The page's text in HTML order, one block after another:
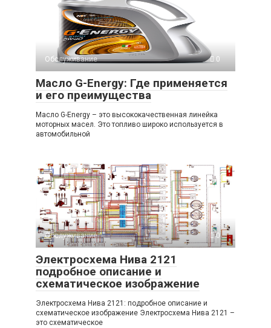
Обслуживание 0
Масло G-Energy: Где применяется
и его преимущества
Масло G-Energy – это высококачественная линейка
моторных масел. Это топливо широко используется в
автомобильной
Обслуживание 0
Электросхема Нива 2121
подробное описание и
схематическое изображение
Электросхема Нива 2121: подробное описание и
схематическое изображение Электросхема Нива 2121 –
это схематическое